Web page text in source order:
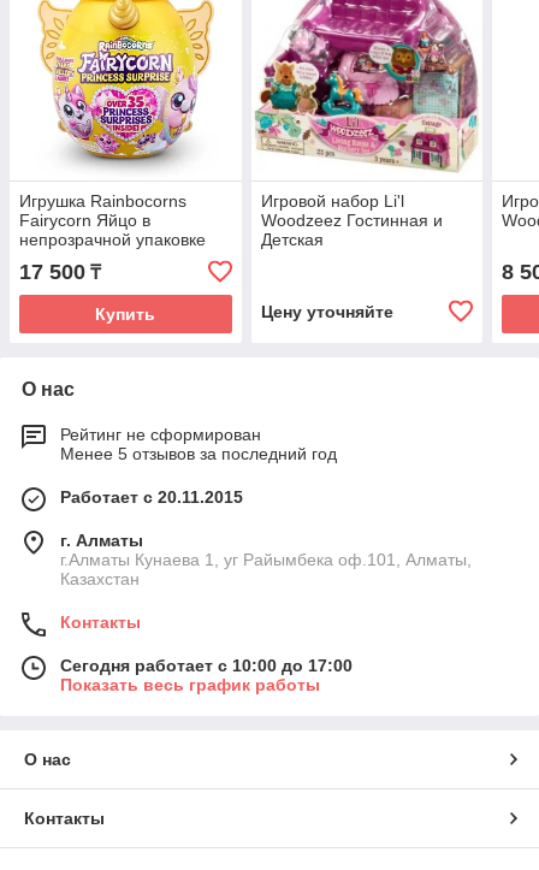
Игрушка Rainbocorns
Fairycorn Яйцо в
непрозрачной упаковке
(Сюрприз)
17 500 ₸
Купить
Игровой набор Li'l
Woodzeez Гостинная и
Детская
Цену уточняйте
8
О нас
Рейтинг не сформирован
Менее 5 отзывов за последний год
Работает с 20.11.2015
г. Алматы
г.Алматы Кунаева 1, уг Райымбека оф.101, Алматы,
Казахстан
Контакты
Сегодня работает с 10:00 до 17:00
Показать весь график работы
О нас
Контакты